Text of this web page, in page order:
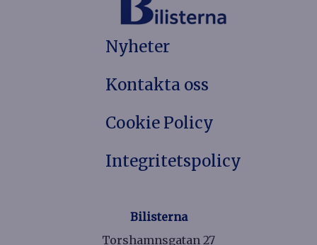
Nyheter
Kontakta oss
Cookie Policy
Integritetspolicy
Bilisterna
Torshamnsgatan 27